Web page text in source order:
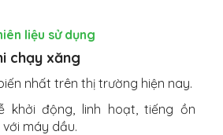
liệu sử dụng
chạy xăng
nhất trên thị trường hiện nay.
khởi động, linh hoạt, tiếng ồn
máy dầu.